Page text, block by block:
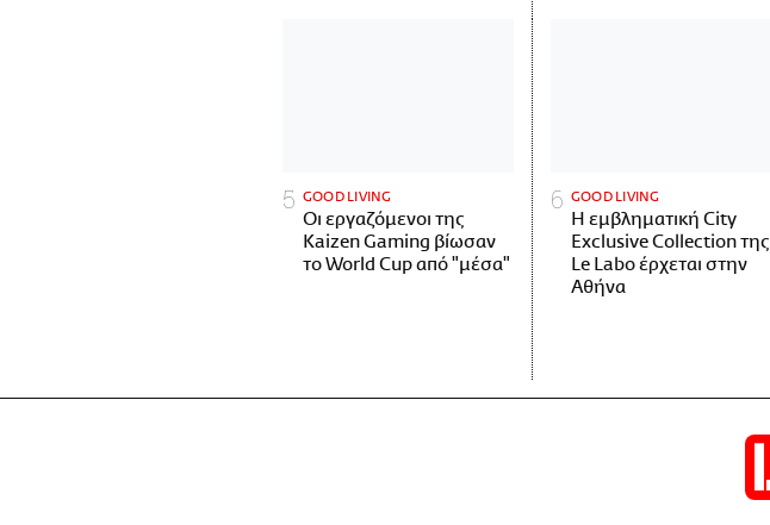
GOOD LIVING
Οι εργαζόμενοι της
Kaizen Gaming βίωσαν
το World Cup από "μέσα"
GOOD LIVING
Η εμβληματική City
Exclusive Collection της
Le Labo έρχεται στην
Αθήνα